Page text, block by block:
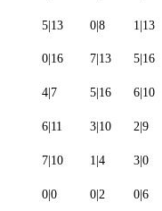
5|13 0|8 1|13
0|16 7|13 5|16
4|7 5|16 6|10
6|11 3|10 2|9
7|10 1|4 3|0
0|0 0|2 0|6